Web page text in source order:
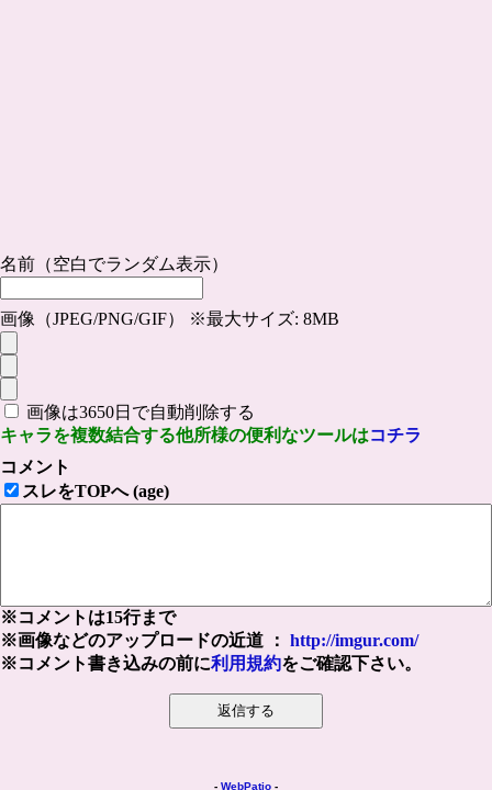
名前（空白でランダム表示）
画像（JPEG/PNG/GIF） ※最大サイズ: 8MB
画像は3650日で自動削除する
キャラを複数結合する他所様の便利なツールはコチラ
コメント
スレをTOPへ (age)
※コメントは15行まで
※画像などのアップロードの近道 ： http://imgur.com/
※コメント書き込みの前に利用規約をご確認下さい。
- WebPatio -